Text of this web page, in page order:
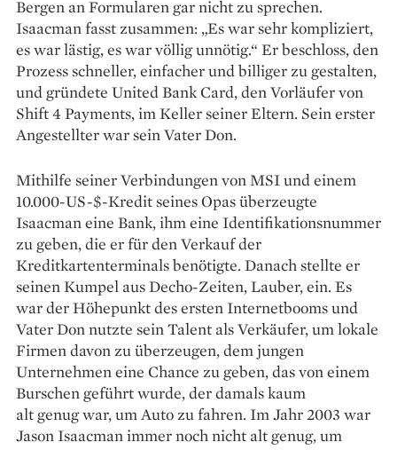
Bergen an Formularen gar nicht zu sprechen.
Isaacman fasst zusammen: „Es war sehr kompliziert,
es war lästig, es war völlig unnötig.“ Er beschloss, den
Prozess schneller, einfacher und billiger zu gestalten,
und gründete United Bank Card, den Vorläufer von
Shift 4 Payments, im Keller seiner Eltern. Sein erster
Angestellter war sein Vater Don.
Mithilfe seiner Verbindungen von MSI und einem
10.000-US-$-Kredit seines Opas überzeugte
Isaacman eine Bank, ihm eine Identifikationsnummer
zu geben, die er für den Verkauf der
Kreditkartenterminals benötigte. Danach stellte er
seinen Kumpel aus Decho-Zeiten, Lauber, ein. Es
war der Höhepunkt des ersten Internetbooms und
Vater Don nutzte sein Talent als Verkäufer, um lokale
Firmen davon zu überzeugen, dem jungen
Unternehmen eine Chance zu geben, das von einem
Burschen geführt wurde, der damals kaum
alt genug war, um Auto zu fahren. Im Jahr 2003 war
Jason Isaacman immer noch nicht alt genug, um